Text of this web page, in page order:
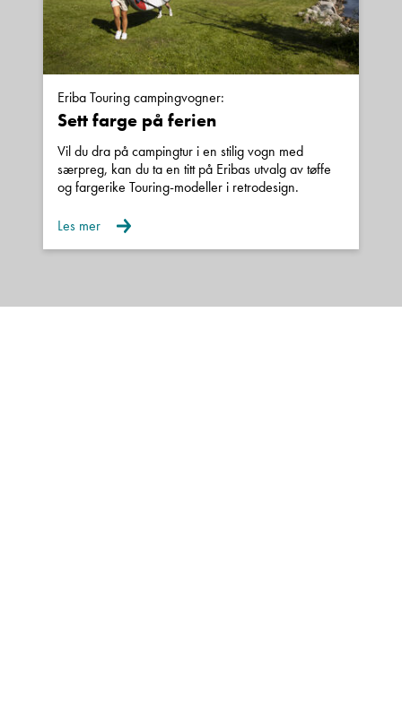
Eriba Touring campingvogner:
Sett farge på ferien
Vil du dra på campingtur i en stilig vogn med
særpreg, kan du ta en titt på Eribas utvalg av tøffe
og fargerike Touring-modeller i retrodesign.
Les mer